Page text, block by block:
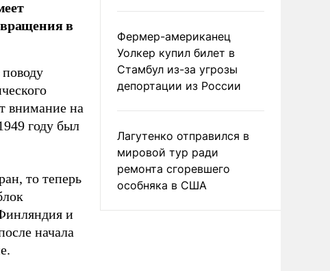
в
внимание на
году был
то теперь
и
начала
Фермер-американец
Уолкер купил билет в
Стамбул из-за угрозы
депортации из России
Лагутенко отправился в
мировой тур ради
ремонта сгоревшего
особняка в США